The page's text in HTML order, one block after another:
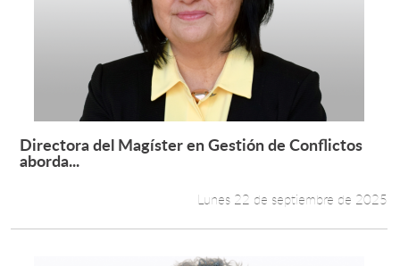
Leer más +
Directora del Magíster en Gestión de Conflictos
aborda...
Lunes 22 de septiembre de 2025